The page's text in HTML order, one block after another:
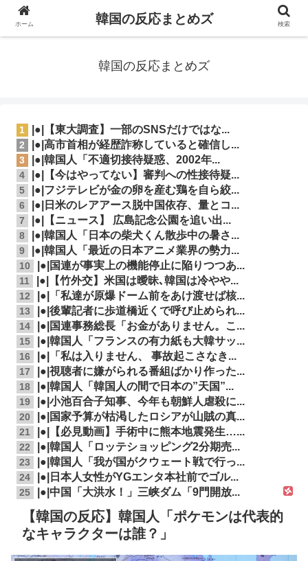
韓国の反応まとめズ
1 |●|【東大調査】一部のSNSだけではな...
2 |●|高市首相が経歴詐称していると確信し...
3 |●|韓国人「不適切接待疑惑、2002年...
4 |●|【今はやってない】審判への性接待疑...
5 |●|フジテレビが金の卵を産む鶏を自ら絞...
6 |●|日米のレアアース脱中国依存、量とコ...
7 |●|【ニュース】 広島記念公園を追い出...
8 |●|韓国人「日本の柴犬くん散歩中の暑さ...
9 |●|韓国人「最近の日本アニメ業界の勢力...
10 |●|国連が事実上の機能停止に陥りつつあ...
11 |●|【竹外交】米国は曖昧､韓国は冷やや...
12 |●|「私達が原爆ドーム前をあけ渡せば核...
13 |●|後輩記者に歩道橋近くで呼び止められ...
14 |●|国連事務総長「お金がありません。こ...
15 |●|韓国人「フランスの有力紙も大韓サッ...
16 |●|「私は入りません、 事故起こさなき...
17 |●|視聴者に嫌がられる番組ばかり作った...
18 |●|韓国人「韓国人の間で日本の”天国”...
19 |●|小池百合子知事、今年も朝鮮人虐殺に...
20 |●|国家予算が枯渇したロシアが山賊の真...
21 |●|【必見動画】手術中に熊本地震発生…...
22 |●|韓国人「ロッテショッピング2分期売...
23 |●|韓国人「我が国がクウェート戦で行っ...
24 |●|日本人女性がYGエンタ本社前でゴル...
25 |●|中国「大洪水！」三峡ダム「9門開放...
【韓国の反応】韓国人「ポケモンは代表的
なキャラクターは誰？」
ホーム 韓国の反応まとめズ 検索